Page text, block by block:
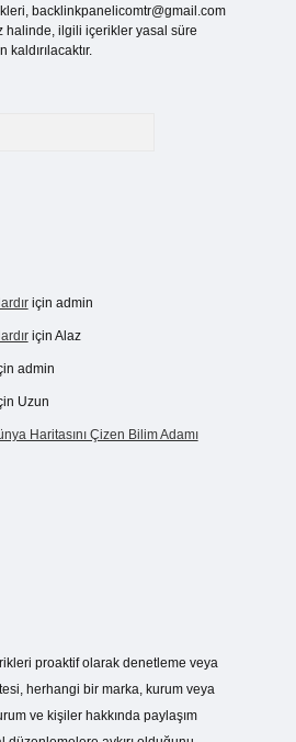
backlinkpanelicomtr@gmail.com
halinde, ilgili içerikler yasal süre
için admin
için Alaz
admin
Uzun
Haritasını Çizen Bilim Adamı
proaktif olarak denetleme veya
herhangi bir marka, kurum veya
ve kişiler hakkında paylaşım